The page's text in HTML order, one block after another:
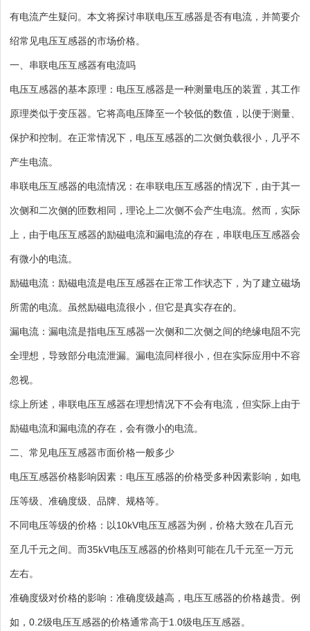
有电流产生疑问。本文将探讨串联电压互感器是否有电流，并简要介
绍常见电压互感器的市场价格。
一、串联电压互感器有电流吗
电压互感器的基本原理：电压互感器是一种测量电压的装置，其工作
原理类似于变压器。它将高电压降至一个较低的数值，以便于测量、
保护和控制。在正常情况下，电压互感器的二次侧负载很小，几乎不
产生电流。
串联电压互感器的电流情况：在串联电压互感器的情况下，由于其一
次侧和二次侧的匝数相同，理论上二次侧不会产生电流。然而，实际
上，由于电压互感器的励磁电流和漏电流的存在，串联电压互感器会
有微小的电流。
励磁电流：励磁电流是电压互感器在正常工作状态下，为了建立磁场
所需的电流。虽然励磁电流很小，但它是真实存在的。
漏电流：漏电流是指电压互感器一次侧和二次侧之间的绝缘电阻不完
全理想，导致部分电流泄漏。漏电流同样很小，但在实际应用中不容
忽视。
综上所述，串联电压互感器在理想情况下不会有电流，但实际上由于
励磁电流和漏电流的存在，会有微小的电流。
二、常见电压互感器市面价格一般多少
电压互感器价格影响因素：电压互感器的价格受多种因素影响，如电
压等级、准确度级、品牌、规格等。
不同电压等级的价格：以10kV电压互感器为例，价格大致在几百元
至几千元之间。而35kV电压互感器的价格则可能在几千元至一万元
左右。
准确度级对价格的影响：准确度级越高，电压互感器的价格越贵。例
如，0.2级电压互感器的价格通常高于1.0级电压互感器。